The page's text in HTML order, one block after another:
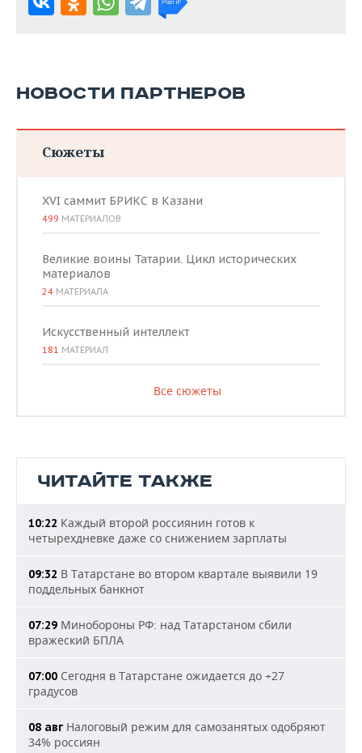
НОВОСТИ ПАРТНЕРОВ
Сюжеты
XVI саммит БРИКС в Казани
499 МАТЕРИАЛОВ
Великие воины Татарии. Цикл исторических
материалов
24 МАТЕРИАЛА
Искусственный интеллект
181 МАТЕРИАЛ
Все сюжеты
ЧИТАЙТЕ ТАКЖЕ
10:22 Каждый второй россиянин готов к
четырехдневке даже со снижением зарплаты
09:32 В Татарстане во втором квартале выявили 19
поддельных банкнот
07:29 Минобороны РФ: над Татарстаном сбили
вражеский БПЛА
07:00 Сегодня в Татарстане ожидается до +27
градусов
08 авг Налоговый режим для самозанятых одобряют
34% россиян